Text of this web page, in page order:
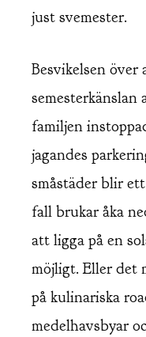
just svemester.
Besvikelsen över
familjen
jagandes
småstäder blir
fall brukar åka
att ligga på en
möjligt. Eller det
på kulinariska
medelhavsbyar